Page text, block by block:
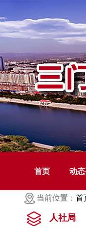
首页 动
当前位置： 首
人社局